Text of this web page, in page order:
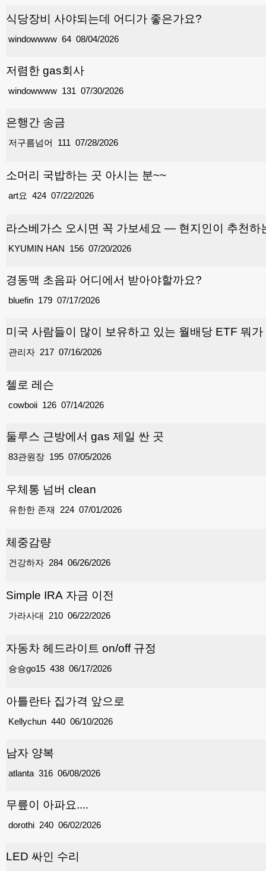
식당장비 사야되는데 어디가 좋은가요?
64
windowwww 08/04/2026
저렴한 gas회사
131
windowwww 07/30/2026
은행간 송금
111
저구름넘어 07/28/2026
소머리 국밥하는 곳 아시는 분~~
424
art요 07/22/2026
라스베가스 오시면 꼭 가보세요 — 현지인이 추천하
156
KYUMIN HAN 07/20/2026
경동맥 초음파 어디에서 받아야할까요?
179
bluefin 07/17/2026
미국 사람들이 많이 보유하고 있는 월배당 ETF 뭐
217
관리자 07/16/2026
첼로 레슨
126
cowboii 07/14/2026
둘루스 근방에서 gas 제일 싼 곳
195
83관원장 07/05/2026
우체통 넘버 clean
224
유한한 존재 07/01/2026
체중감량
284
건강하자 06/26/2026
Simple IRA 자금 이전
210
가라사대 06/22/2026
자동차 헤드라이트 on/off 규정
438
슝슝go15 06/17/2026
아틀란타 집가격 앞으로
440
Kellychun 06/10/2026
남자 양복
316
atlanta 06/08/2026
무릎이 아파요....
240
dorothi 06/02/2026
LED 싸인 수리